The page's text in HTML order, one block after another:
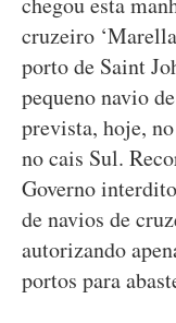
cruzeiro
porto de Saint
pequeno navio
prevista, hoje,
no cais Sul.
Governo
de navios de
autorizando
portos para